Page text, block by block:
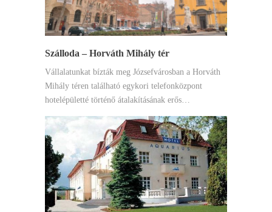
Szálloda – Horváth Mihály tér
Vállalatunkat bízták meg Józsefvárosban a Horváth
Mihály téren található egykori telefonközpont
hotelépületté történő átalakításának erős…